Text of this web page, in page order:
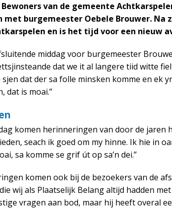
Bewoners van de gemeente
burgemeester Oebele Brouwer. Na
en is het tijd voor een nieuw
middag voor burgemeester
dat we it al langere tiid witte
dat der sa folle minsken komme en ek
dat is moai.”
komen herinneringen van door de jaren
seach ik goed om my hinne. Ik hie in
sa komme se grif út op sa’n dei.”
komen ook bij de bezoekers van de
wij als Plaatselijk Belang altijd hadden
vragen aan bod, maar hij heeft overal